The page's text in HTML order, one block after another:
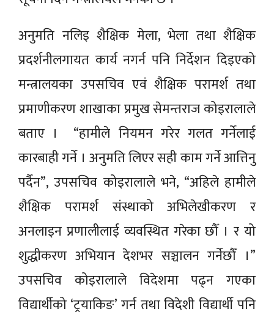
अनुमति नलिइ शैक्षिक मेला, भेला तथा शैक्षिक
प्रदर्शनीलगायत कार्य नगर्न पनि निर्देशन दिइएको
मन्त्रालयका उपसचिव एवं शैक्षिक परामर्श तथा
प्रमाणीकरण शाखाका प्रमुख सेमन्तराज कोइरालाले
बताए । “हामीले नियमन गरेर गलत गर्नेलाई
कारबाही गर्ने । अनुमति लिएर सही काम गर्ने आत्तिनु
पर्दैन”, उपसचिव कोइरालाले भने, “अहिले हामीले
शैक्षिक परामर्श संस्थाको अभिलेखीकरण र
अनलाइन प्रणालीलाई व्यवस्थित गरेका छौँ । र यो
शुद्धीकरण अभियान देशभर सञ्चालन गर्नेछौँ ।”
उपसचिव कोइरालाले विदेशमा पढ्न गएका
विद्यार्थीको ‘ट्रयाकिङ’ गर्न तथा विदेशी विद्यार्थी पनि